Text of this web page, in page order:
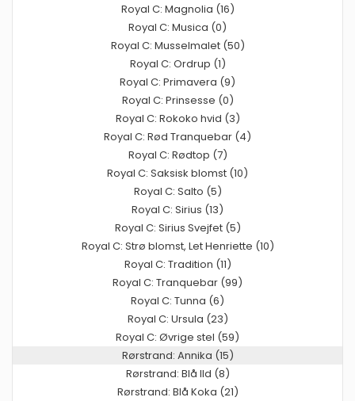
Royal C: Magnolia (16)
Royal C: Musica (0)
Royal C: Musselmalet (50)
Royal C: Ordrup (1)
Royal C: Primavera (9)
Royal C: Prinsesse (0)
Royal C: Rokoko hvid (3)
Royal C: Rød Tranquebar (4)
Royal C: Rødtop (7)
Royal C: Saksisk blomst (10)
Royal C: Salto (5)
Royal C: Sirius (13)
Royal C: Sirius Svejfet (5)
Royal C: Strø blomst, Let Henriette (10)
Royal C: Tradition (11)
Royal C: Tranquebar (99)
Royal C: Tunna (6)
Royal C: Ursula (23)
Royal C: Øvrige stel (59)
Rørstrand: Annika (15)
Rørstrand: Blå Ild (8)
Rørstrand: Blå Koka (21)